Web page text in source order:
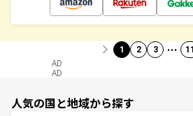
1 2 3 … 11
AD
AD
人気の国と地域から探す